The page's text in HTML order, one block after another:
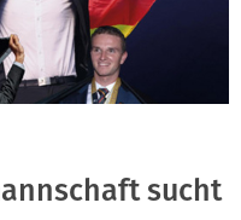
sucht